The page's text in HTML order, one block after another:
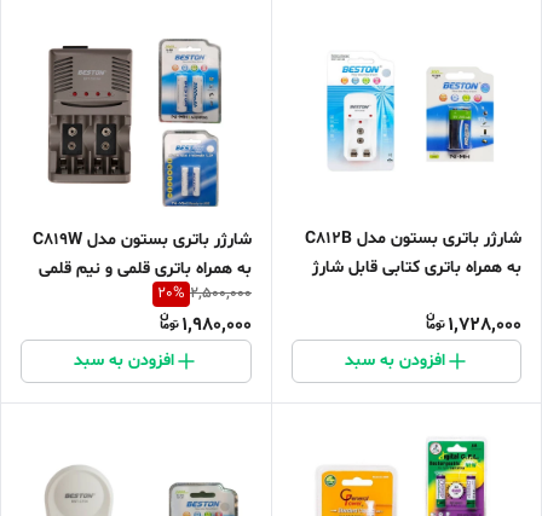
شارژر باتری بستون مدل C812B
به همراه باتری کتابی قابل شارژ
1,728,000
افزودن به سبد
شارژر باتری بستون مدل C819W
به همراه باتری قلمی و نیم قلمی
قابل شارژ بستون بسته 4 عددی
2,500,000
20%
1,980,000
افزودن به سبد